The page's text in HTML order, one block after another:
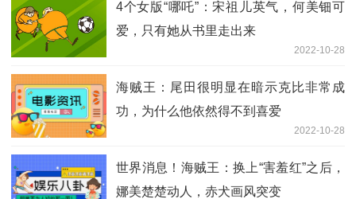
4个女版“哪吒”：宋祖儿英气，何美钿可
爱，只有她从书里走出来
2022-10-28
海贼王：尾田很明显在暗示克比非常成
功，为什么他依然得不到喜爱
2022-10-28
世界消息！海贼王：换上“害羞红”之后，
娜美楚楚动人，赤犬画风突变